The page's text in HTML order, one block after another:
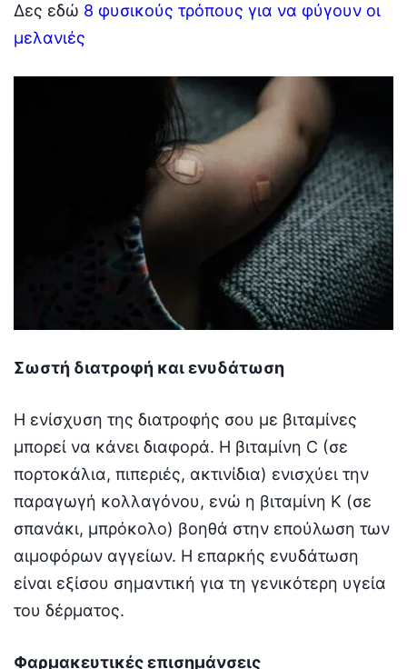
Δες εδώ 8 φυσικούς τρόπους για να φύγουν οι
μελανιές
Σωστή διατροφή και ενυδάτωση
Η ενίσχυση της διατροφής σου με βιταμίνες
μπορεί να κάνει διαφορά. Η βιταμίνη C (σε
πορτοκάλια, πιπεριές, ακτινίδια) ενισχύει την
παραγωγή κολλαγόνου, ενώ η βιταμίνη Κ (σε
σπανάκι, μπρόκολο) βοηθά στην επούλωση των
αιμοφόρων αγγείων. Η επαρκής ενυδάτωση
είναι εξίσου σημαντική για τη γενικότερη υγεία
του δέρματος.
Φαρμακευτικές επισημάνσεις